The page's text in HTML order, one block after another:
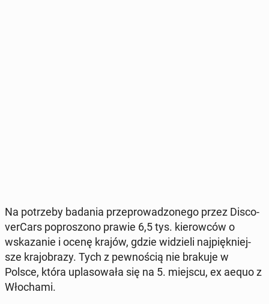
Na po­trze­by badania prze­pro­wa­dzo­ne­go przez Di­sco­
ver­Cars po­pro­szo­no prawie 6,5 tys. kie­row­ców o
wska­za­nie i ocenę krajów, gdzie wi­dzie­li naj­pięk­niej­
sze kra­jo­bra­zy. Tych z pew­no­ścią nie brakuje w
Polsce, która upla­so­wa­ła się na 5. miejscu, ex aequo z
Wło­cha­mi.